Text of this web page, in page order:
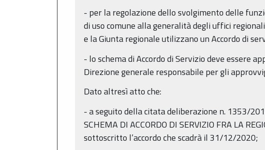
- per la regolazione dello svolgimento delle
di uso comune alla generalità degli uffici
e la Giunta regionale utilizzano un Accordo di
- lo schema di Accordo di Servizio deve essere
Direzione generale responsabile per gli
Dato altresì atto che:
- a seguito della citata deliberazione n. 1353/
SCHEMA DI ACCORDO DI SERVIZIO FRA LA
sottoscritto l’accordo che scadrà il 31/12/2020;